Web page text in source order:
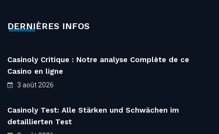
DERNIÈRES INFOS
Casinoly Critique : Notre analyse Complète de ce
Casino en ligne
3 août 2026
Casinoly Test: Alle Stärken und Schwächen im
detaillierten Test